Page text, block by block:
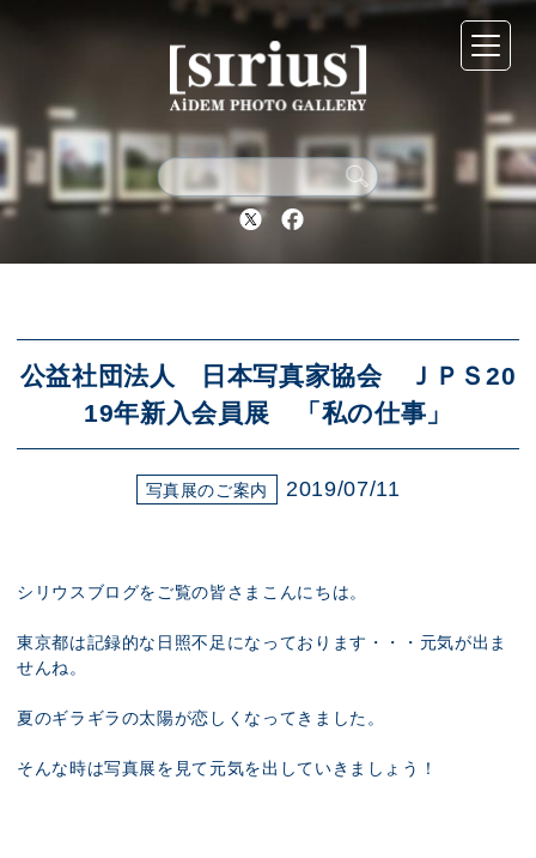
Twitter Facebook
公益社団法人 日本写真家協会 ＪＰＳ20
19年新入会員展 「私の仕事」
写真展のご案内 2019/07/11
シリウスブログをご覧の皆さまこんにちは。
東京都は記録的な日照不足になっております・・・元気が出ま
せんね。
夏のギラギラの太陽が恋しくなってきました。
そんな時は写真展を見て元気を出していきましょう！
シリウスについて
展示スケジュール
アクセス
ブログ